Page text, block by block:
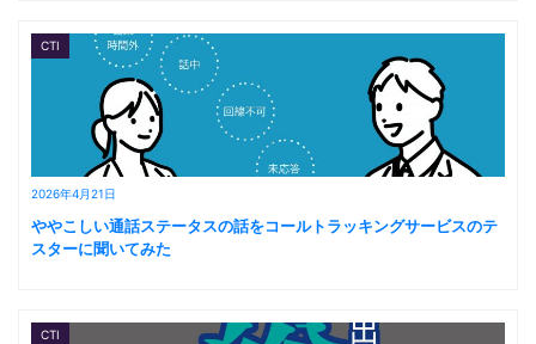
2026年4月21日
CTI
ややこしい通話ステータスの話をコールトラッキングサービスのテ
スターに聞いてみた
CTI